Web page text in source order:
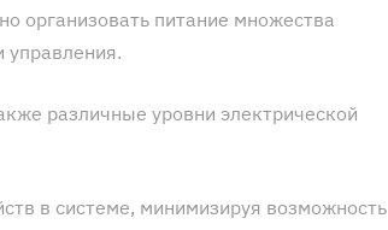
организовать питание множества
управления.
различные уровни электрической
в системе, минимизируя возможность